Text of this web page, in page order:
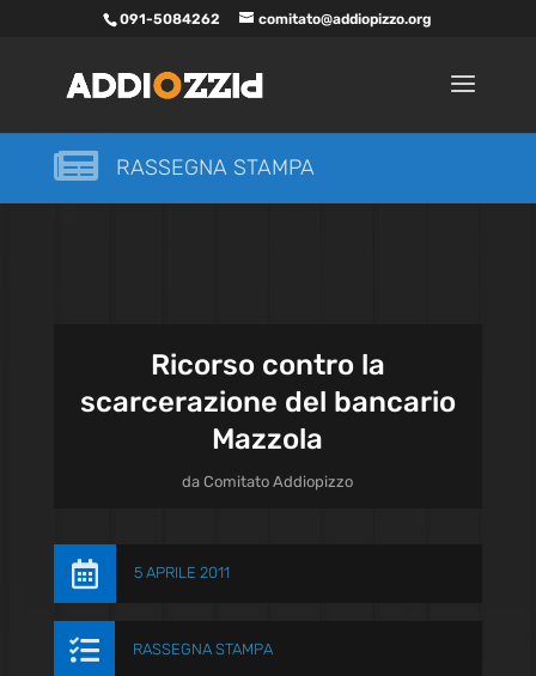
091-5084262 comitato@addiopizzo.org
 RASSEGNA STAMPA
Ricorso contro la
scarcerazione del bancario
Mazzola
daComitato Addiopizzo
 5 APRILE 2011
 RASSEGNA STAMPA